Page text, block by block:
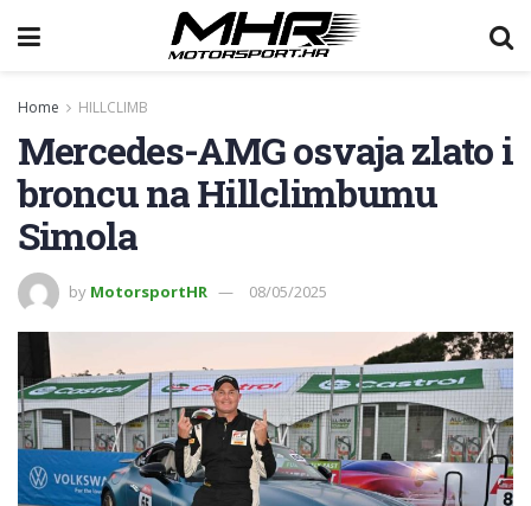
Home HILLCLIMB
Mercedes-AMG osvaja zlato i
broncu na Hillclimbumu
Simola
by MotorsportHR 08/05/2025